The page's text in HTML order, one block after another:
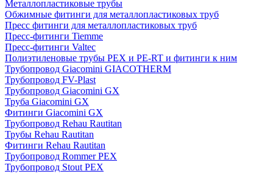
Металлопластиковые трубы
Обжимные фитинги для металлопластиковых труб
Пресс фитинги для металлопластиковых труб
Пресс-фитинги Tiemme
Пресс-фитинги Valtec
Полиэтиленовые трубы PEX и PE-RT и фитинги к ним
Трубопровод Giacomini GIACOTHERM
Трубопровод FV-Plast
Трубопровод Giacomini GX
Труба Giacomini GX
Фитинги Giacomini GX
Трубопровод Rehau Rautitan
Трубы Rehau Rautitan
Фитинги Rehau Rautitan
Трубопровод Rommer PEX
Трубопровод Stout PEX